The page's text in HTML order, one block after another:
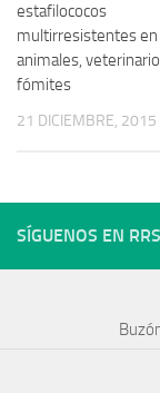
estafilococos
multirresistentes en
animales,
fómites
21 DICIEMBRE, 2015
SÍGUENOS EN